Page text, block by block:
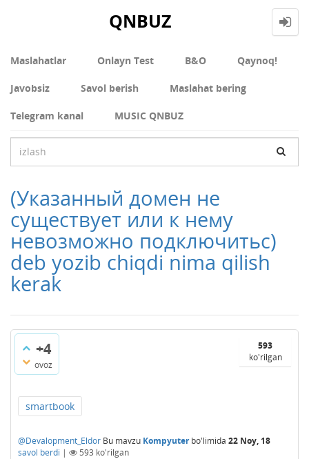
QNBUZ
Maslahatlar Onlayn Test В&О Qaynoq!
Javobsiz Savol berish Maslahat bering
Telegram kanal MUSIC QNBUZ
(Указанный домен не
существует или к нему
невозможно подключитьс)
deb yozib chiqdi nima qilish
kerak
+4
ovoz
593
ko'rilgan
smartbook
@Devalopment_Eldor Bu mavzu Kompyuterbo'limida 22 Noy, 18
savol berdi | 593 ko'rilgan